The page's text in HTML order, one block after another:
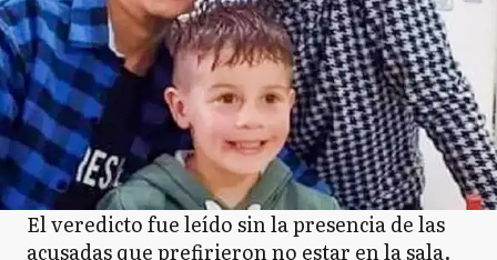
El veredicto fue leído sin la presencia de las
acusadas que prefirieron no estar en la sala.